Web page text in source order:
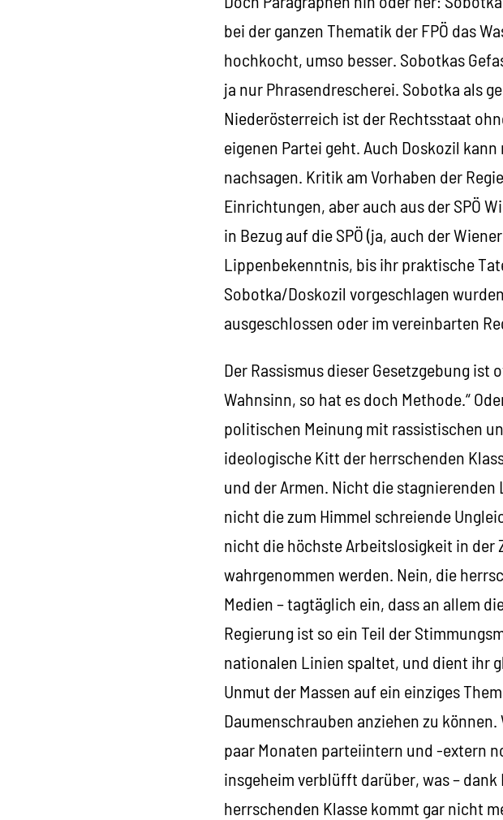
bei der ganzen Thematik der FPÖ das
hochkocht, umso besser. Sobotkas
ja nur Phrasendrescherei. Sobotka als
Niederösterreich ist der Rechtsstaat
eigenen Partei geht. Auch Doskozil
nachsagen. Kritik am Vorhaben der
Einrichtungen, aber auch aus der SPÖ
in Bezug auf die SPÖ (ja, auch der
Lippenbekenntnis, bis ihr praktische
Sobotka/Doskozil vorgeschlagen
ausgeschlossen oder im vereinbarten
Der Rassismus dieser Gesetzgebung
Wahnsinn, so hat es doch Methode.“
politischen Meinung mit rassistischen
ideologische Kitt der herrschenden
und der Armen. Nicht die
nicht die zum Himmel schreiende
nicht die höchste Arbeitslosigkeit in der
wahrgenommen werden. Nein, die
Medien – tagtäglich ein, dass an allem
Regierung ist so ein Teil der
nationalen Linien spaltet, und dient ihr
Unmut der Massen auf ein einziges
Daumenschrauben anziehen zu
paar Monaten parteiintern und -extern
insgeheim verblüfft darüber, was – dank
herrschenden Klasse kommt gar nicht